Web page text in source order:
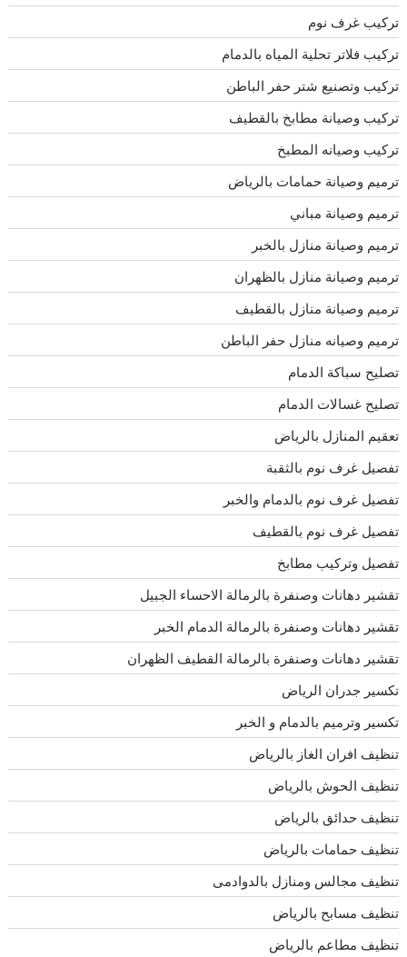
تركيب غرف نوم
تركيب فلاتر تحلية المياه بالدمام
تركيب وتصنيع شتر حفر الباطن
تركيب وصيانة مطابخ بالقطيف
تركيب وصيانه المطبخ
ترميم وصيانة حمامات بالرياض
ترميم وصيانة مباني
ترميم وصيانة منازل بالخبر
ترميم وصيانة منازل بالظهران
ترميم وصيانة منازل بالقطيف
ترميم وصيانه منازل حفر الباطن
تصليح سباكة الدمام
تصليح غسالات الدمام
تعقيم المنازل بالرياض
تفصيل غرف نوم بالثقبة
تفصيل غرف نوم بالدمام والخبر
تفصيل غرف نوم بالقطيف
تفصيل وتركيب مطابخ
تقشير دهانات وصنفرة بالرمالة الاحساء الجبيل
تقشير دهانات وصنفرة بالرمالة الدمام الخبر
تقشير دهانات وصنفرة بالرمالة القطيف الظهران
تكسير جدران الرياض
تكسير وترميم بالدمام و الخبر
تنظيف افران الغاز بالرياض
تنظيف الحوش بالرياض
تنظيف حدائق بالرياض
تنظيف حمامات بالرياض
تنظيف مجالس ومنازل بالدوادمى
تنظيف مسابح بالرياض
تنظيف مطاعم بالرياض